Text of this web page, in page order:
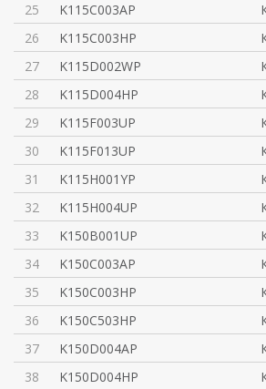
25
K115C003AP
26
K115C003HP
27
K115D002WP
28
K115D004HP
29
K115F003UP
30
K115F013UP
31
K115H001YP
32
K115H004UP
33
K150B001UP
34
K150C003AP
35
K150C003HP
36
K150C503HP
37
K150D004AP
38
K150D004HP